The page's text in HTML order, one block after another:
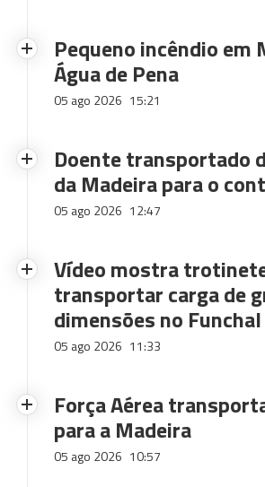
Pequeno incêndio em
Água de Pena
05 ago 2026 15:21
Doente transportado
da Madeira para o
05 ago 2026 12:47
Vídeo mostra
transportar carga de
dimensões no Funchal
05 ago 2026 11:33
Força Aérea
para a Madeira
05 ago 2026 10:57